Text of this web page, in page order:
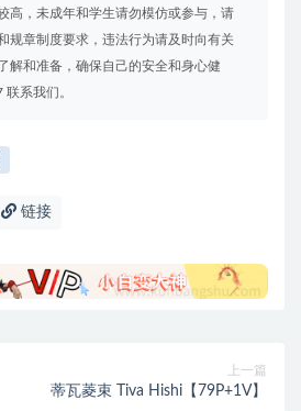
高，未成年和学生请勿模仿或参与，请
规章制度要求，违法行为请及时向有关
解和准备，确保自己的安全和身心健
系我们。
链接
上一篇
蒂瓦菱束 Tiva Hishi【79P+1V】